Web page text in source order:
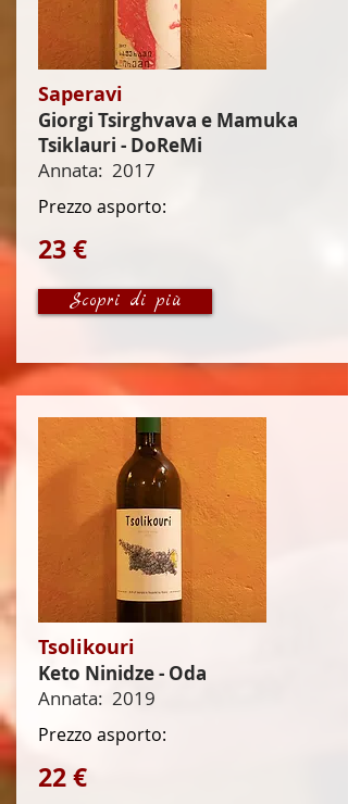
Saperavi
Giorgi Tsirghvava e Mamuka
Tsiklauri - DoReMi
Annata: 2017
Prezzo asporto:
23 €
Scopri di più
Tsolikouri
Keto Ninidze - Oda
Annata: 2019
Prezzo asporto:
22 €